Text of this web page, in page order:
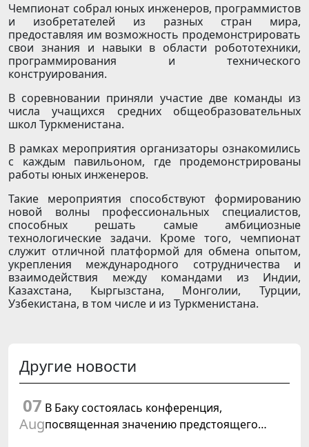
Чемпионат собрал юных инженеров, программистов
и изобретателей из разных стран мира,
предоставляя им возможность продемонстрировать
свои знания и навыки в области робототехники,
программирования и технического
конструирования.
В соревновании приняли участие две команды из
числа учащихся средних общеобразовательных
школ Туркменистана.
В рамках мероприятия организаторы ознакомились
с каждым павильоном, где продемонстрированы
работы юных инженеров.
Такие мероприятия способствуют формированию
новой волны профессиональных специалистов,
способных решать самые амбициозные
технологические задачи. Кроме того, чемпионат
служит отличной платформой для обмена опытом,
укрепления международного сотрудничества и
взаимодействия между командами из Индии,
Казахстана, Кыргызстана, Монголии, Турции,
Узбекистана, в том числе и из Туркменистана.
Другие новости
07
Aug
В Баку состоялась конференция,
посвященная значению предстоящего